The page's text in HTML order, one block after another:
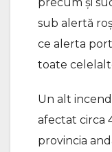
sub alertă
ce alerta
toate
Un alt
afectat circa
provincia